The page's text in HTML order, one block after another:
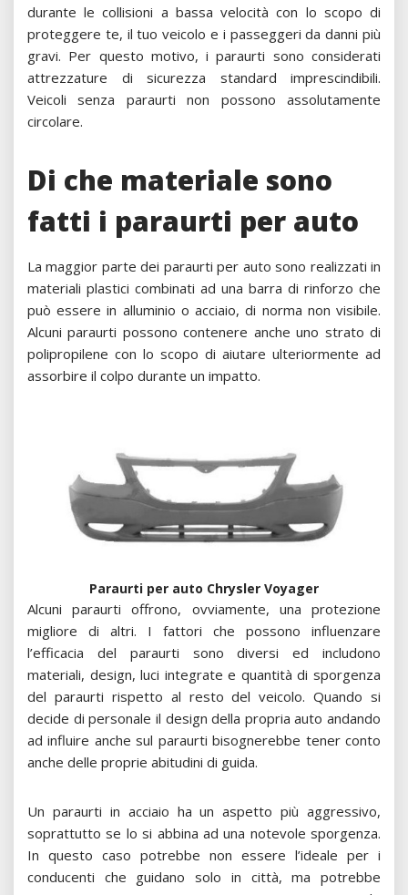
durante le collisioni a bassa velocità con lo scopo di
proteggere te, il tuo veicolo e i passeggeri da danni più
gravi. Per questo motivo, i paraurti sono considerati
attrezzature di sicurezza standard imprescindibili.
Veicoli senza paraurti non possono assolutamente
circolare.
Di che materiale sono
fatti i paraurti per auto
La maggior parte dei paraurti per auto sono realizzati in
materiali plastici combinati ad una barra di rinforzo che
può essere in alluminio o acciaio, di norma non visibile.
Alcuni paraurti possono contenere anche uno strato di
polipropilene con lo scopo di aiutare ulteriormente ad
assorbire il colpo durante un impatto.
Paraurti per auto Chrysler Voyager
Alcuni paraurti offrono, ovviamente, una protezione
migliore di altri. I fattori che possono influenzare
l’efficacia del paraurti sono diversi ed includono
materiali, design, luci integrate e quantità di sporgenza
del paraurti rispetto al resto del veicolo. Quando si
decide di personale il design della propria auto andando
ad influire anche sul paraurti bisognerebbe tener conto
anche delle proprie abitudini di guida.
Un paraurti in acciaio ha un aspetto più aggressivo,
soprattutto se lo si abbina ad una notevole sporgenza.
In questo caso potrebbe non essere l’ideale per i
conducenti che guidano solo in città, ma potrebbe